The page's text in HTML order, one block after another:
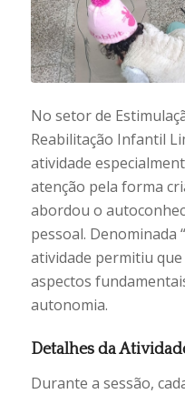
No setor de
Reabilitação Infantil
atividade
atenção pela forma
abordou o
pessoal. Denominada
atividade permitiu
aspectos
autonomia.
Detalhes da
Durante a sessão,